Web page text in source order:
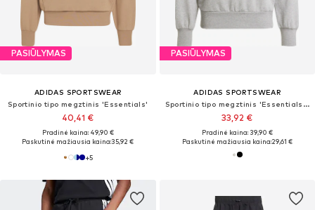
PASIŪLYMAS
ADIDAS SPORTSWEAR
Sportinio tipo megztinis 'Essentials'
40,41 €
Pradinė kaina: 49,90 €
Paskutinė mažiausia kaina:35,92 €
+5
PASIŪLYMAS
ADIDAS SPORTSWEAR
Sportinio tipo megztinis 'Essentials Feelcozy'
33,92 €
Pradinė kaina: 39,90 €
Paskutinė mažiausia kaina:29,61 €